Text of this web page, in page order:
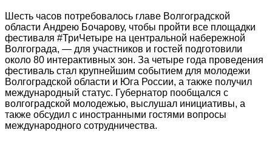
Шесть часов потребовалось главе Волгоградской
области Андрею Бочарову, чтобы пройти все площадки
фестиваля #ТриЧетыре на центральной набережной
Волгограда, — для участников и гостей подготовили
около 80 интерактивных зон. За четыре года проведения
фестиваль стал крупнейшим событием для молодежи
Волгоградской области и Юга России, а также получил
международный статус. Губернатор пообщался с
волгоградской молодежью, выслушал инициативы, а
также обсудил с иностранными гостями вопросы
международного сотрудничества.